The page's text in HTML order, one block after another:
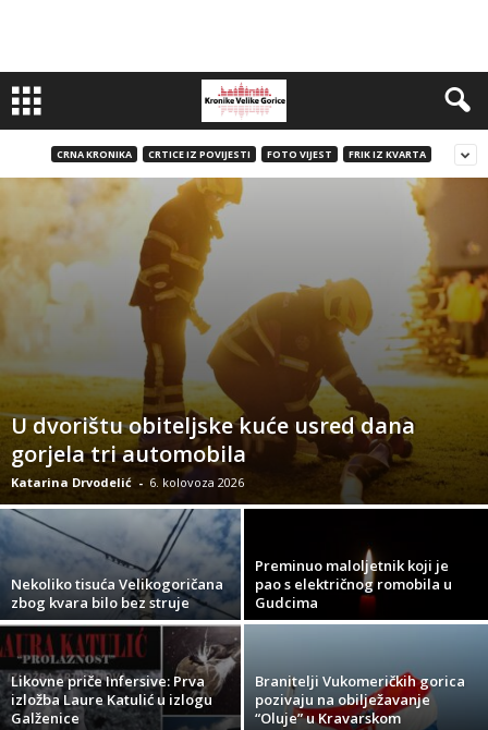
CRNA KRONIKA CRTICE IZ POVIJESTI FOTO VIJEST FRIK IZ KVARTA
U dvorištu obiteljske kuće usred dana
gorjela tri automobila
Katarina Drvodelić - 6. kolovoza 2026
Nekoliko tisuća Velikogoričana
zbog kvara bilo bez struje
Preminuo maloljetnik koji je
pao s električnog romobila u
Gudcima
Likovne priče Infersive: Prva
izložba Laure Katulić u izlogu
Galženice
Branitelji Vukomeričkih gorica
pozivaju na obilježavanje
“Oluje” u Kravarskom